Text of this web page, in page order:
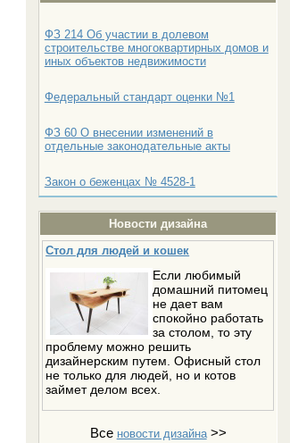
ФЗ 214 Об участии в долевом
строительстве многоквартирных домов и
иных объектов недвижимости
Федеральный стандарт оценки №1
ФЗ 60 О внесении изменений в
отдельные законодательные акты
Закон о беженцах № 4528-1
Новости дизайна
Стол для людей и кошек
Если любимый
домашний питомец
не дает вам
спокойно работать
за столом, то эту
проблему можно решить
дизайнерским путем. Офисный стол
не только для людей, но и котов
займет делом всех.
Все новости дизайна>>